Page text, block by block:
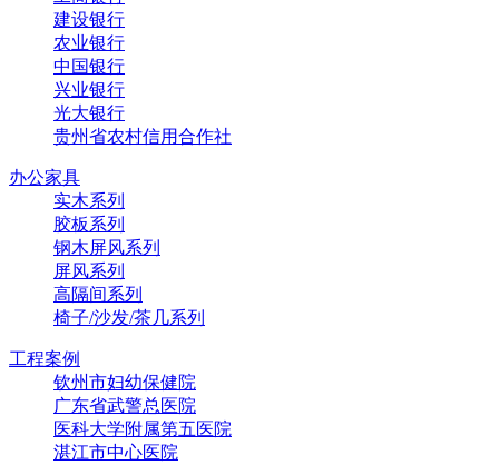
建设银行
农业银行
中国银行
兴业银行
光大银行
贵州省农村信用合作社
办公家具
实木系列
胶板系列
钢木屏风系列
屏风系列
高隔间系列
椅子/沙发/茶几系列
工程案例
钦州市妇幼保健院
广东省武警总医院
医科大学附属第五医院
湛江市中心医院